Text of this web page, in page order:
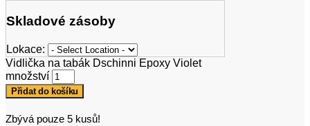
Skladové zásoby
Lokace:
Vidlička na tabák Dschinni Epoxy Violet
množství
Přidat do košíku
Zbývá pouze 5 kusů!